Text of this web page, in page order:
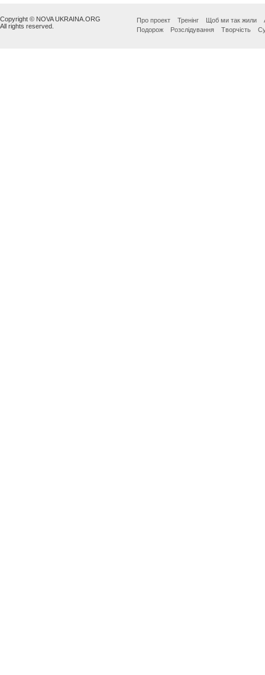
Copyright © NOVA UKRAINA.ORG
All rights reserved.
Про проект Тренінг Щоб ми так жили
Подорож
Розслідування Творчість